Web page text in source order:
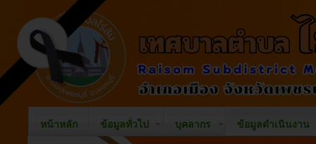
หน้าหลัก ข้อมูลทั่วไป บุคลากร ข้อมูลดำเนินงาน